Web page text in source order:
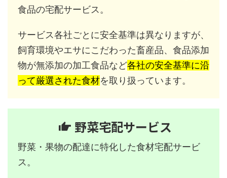
食品の宅配サービス。
サービス各社ごとに安全基準は異なりますが、
飼育環境やエサにこだわった畜産品、食品添加
物が無添加の加工食品など各社の安全基準に沿
って厳選された食材を取り扱っています。
野菜宅配サービス
野菜・果物の配達に特化した食材宅配サービ
ス。